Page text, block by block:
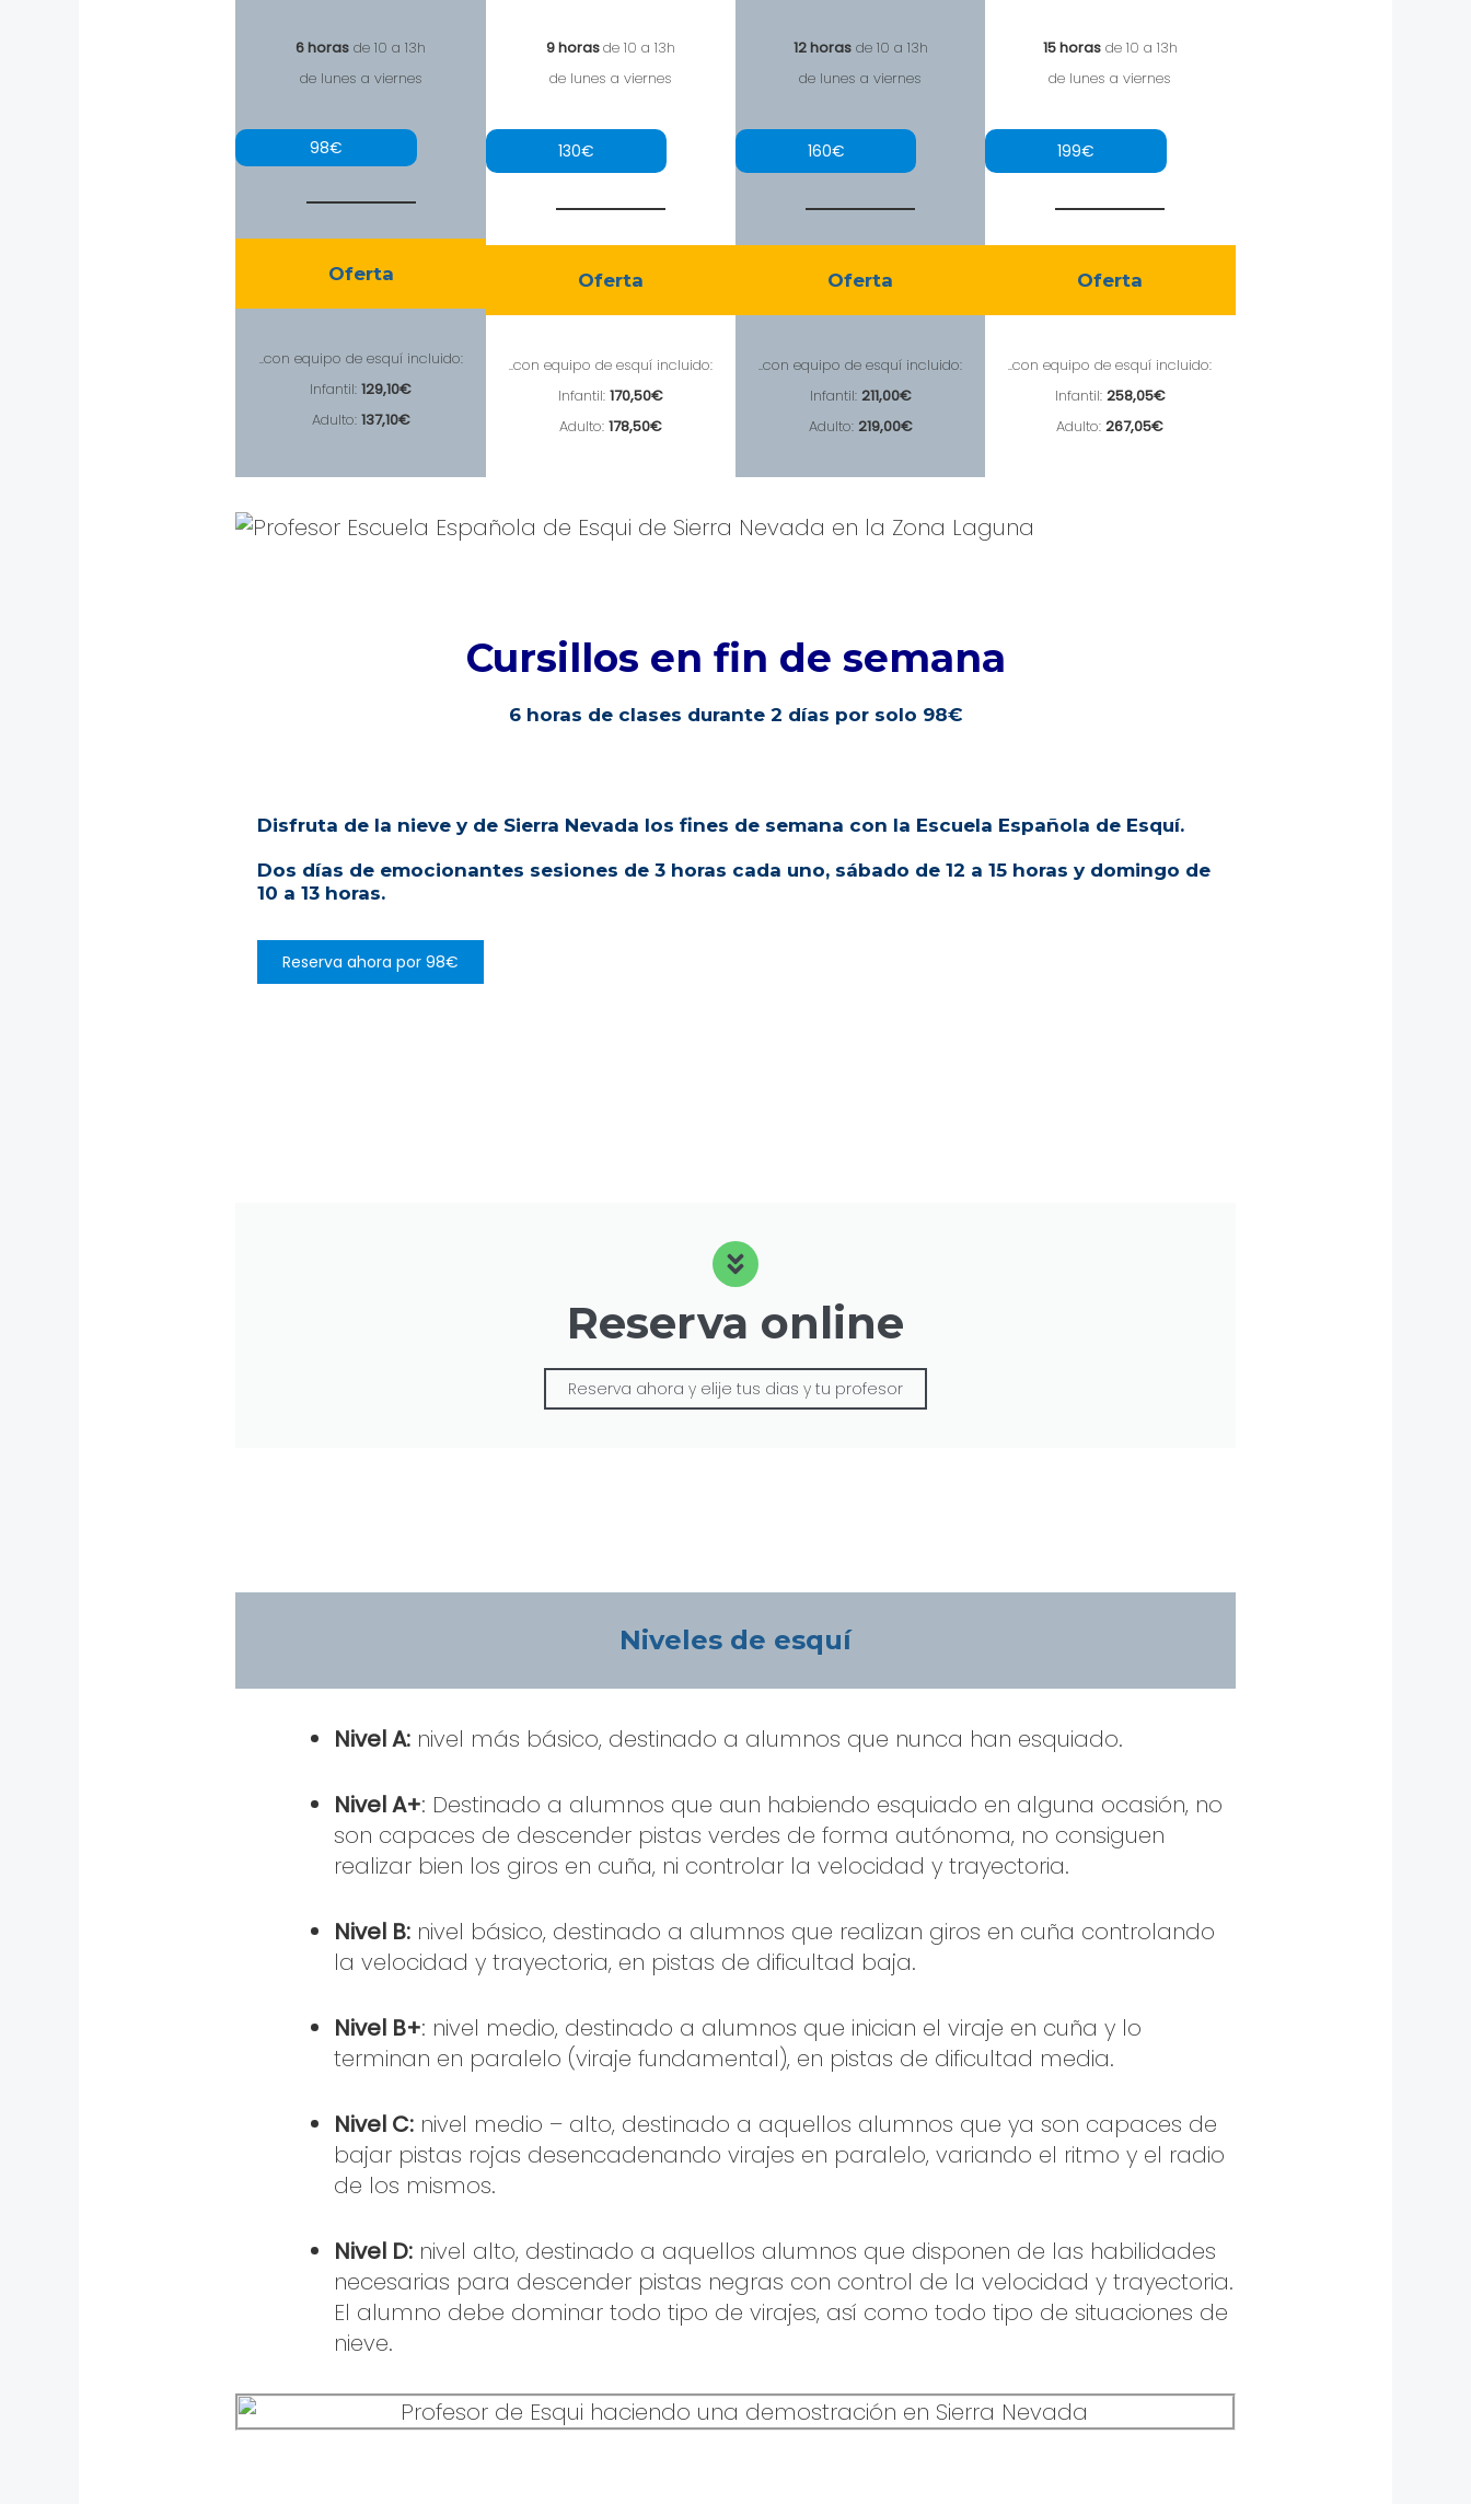
6 horas de 10 a 13h
de lunes a viernes
98€
Oferta
..con equipo de esquí incluido:
Infantil:129,10€
Adulto: 137,10€
9 horasde 10 a 13h
de lunes a viernes
130€
Oferta
..con equipo de esquí incluido:
Infantil: 170,50€
Adulto: 178,50€
12horasde 10 a 13h
de lunes a viernes
160€
Oferta
..con equipo de esquí incluido:
Infantil: 211,00€
Adulto: 219,00€
15horasde 10 a 13h
de lunes a viernes
199€
Oferta
..con equipo de esquí incluido:
Infantil: 258,05€
Adulto:267,05€
Cursillos en fin de semana
6 horas de clases durante 2 días por solo 98€
Disfruta de la nieve y de Sierra Nevada los fines de semana con la Escuela Española de Esquí.
Dos días de emocionantes sesiones de 3 horas cada uno, sábado de 12 a 15 horas y domingo de
10 a 13 horas.
Reserva ahora por 98€
Reserva online
Reserva ahora y elije tus dias y tu profesor
Niveles de esquí
Nivel A: nivel más básico, destinado a alumnos que nunca han esquiado.
Nivel A+: Destinado a alumnos que aun habiendo esquiado en alguna ocasión, no
son capaces de descender pistas verdes de forma autónoma, no consiguen
realizar bien los giros en cuña, ni controlar la velocidad y trayectoria.
Nivel B: nivel básico, destinado a alumnos que realizan giros en cuña controlando
la velocidad y trayectoria, en pistas de dificultad baja.
Nivel B+: nivel medio, destinado a alumnos que inician el viraje en cuña y lo
terminan en paralelo (viraje fundamental), en pistas de dificultad media.
Nivel C: nivel medio – alto, destinado a aquellos alumnos que ya son capaces de
bajar pistas rojas desencadenando virajes en paralelo, variando el ritmo y el radio
de los mismos.
Nivel D: nivel alto, destinado a aquellos alumnos que disponen de las habilidades
necesarias para descender pistas negras con control de la velocidad y trayectoria.
El alumno debe dominar todo tipo de virajes, así como todo tipo de situaciones de
nieve.